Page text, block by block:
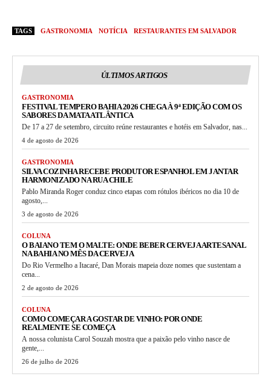
TAGS GASTRONOMIA NOTÍCIA RESTAURANTES EM SALVADOR
ÚLTIMOS ARTIGOS
GASTRONOMIA
FESTIVAL TEMPERO BAHIA 2026 CHEGA À 9ª EDIÇÃO COM OS
SABORES DA MATA ATLÂNTICA
De 17 a 27 de setembro, circuito reúne restaurantes e hotéis em Salvador, nas...
4 de agosto de 2026
GASTRONOMIA
SILVA COZINHA RECEBE PRODUTOR ESPANHOL EM JANTAR
HARMONIZADO NA RUA CHILE
Pablo Miranda Roger conduz cinco etapas com rótulos ibéricos no dia 10 de
agosto,...
3 de agosto de 2026
COLUNA
O BAIANO TEM O MALTE: ONDE BEBER CERVEJA ARTESANAL
NA BAHIA NO MÊS DA CERVEJA
Do Rio Vermelho a Itacaré, Dan Morais mapeia doze nomes que sustentam a
cena...
2 de agosto de 2026
COLUNA
COMO COMEÇAR A GOSTAR DE VINHO: POR ONDE
REALMENTE SE COMEÇA
A nossa colunista Carol Souzah mostra que a paixão pelo vinho nasce de
gente,...
26 de julho de 2026